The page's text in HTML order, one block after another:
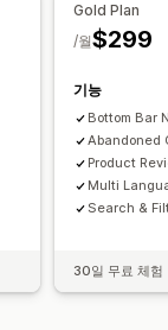
Gold Plan
$299
/월
기능
Bottom Bar
Abandoned
Product
Multi
Search &
30일 무료 체험